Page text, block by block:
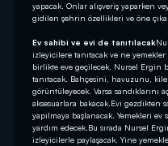
yapacak. Onlar alışveriş yaparken
gidilen şehrin özellikleri ve öne
Ev sahibi ve evi de tanıtılacak
izleyicilere tanıtacak ve ne yemekler
birlikte eve geçilecek. Nursel Ergin
tanıtacak. Bahçesini, havuzunu,
görüntüleyecek. Varsa
aksesuarlara bakacak.Evi gezdikten
yapılmaya başlanacak. Yemekleri
yardım edecek.Bu sırada Nursel
izleyicilerle paylaşacak. Yine